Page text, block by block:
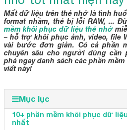
Mất dữ liệu trên thẻ nhớ là tình
format nhầm, thẻ bị lỗi RAW, ...
mềm khôi phục dữ liệu thẻ nhớ
– hỗ trợ khôi phục ảnh, video, file
vài bước đơn giản. Có cả phần
chuyên sâu cho người dùng cần
phá ngay danh sách các phần
viết này!
Mục lục
10+ phần mềm khôi phục dữ
nhất